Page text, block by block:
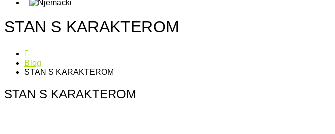
STAN S KARAKTEROM
Blog
STAN S KARAKTEROM
STAN S KARAKTEROM